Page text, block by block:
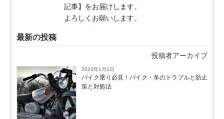
記事】をお届けします。
よろしくお願いします。
最新の投稿
投稿者アーカイブ
2023年1月3日
バイク乗り必見！バイク・冬のトラブルと防止
策と対処法